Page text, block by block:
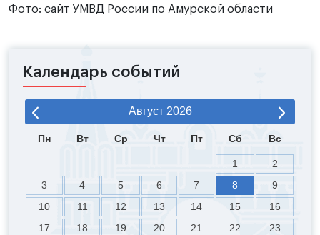
Фото: сайт УМВД России по Амурской области
Календарь событий
Август 2026
Пн Вт Ср Чт Пт Сб Вс
1
2
3
4 5 6 7 8
9
10
11 12 13 14 15
16
17
18 19 20 21 22
23